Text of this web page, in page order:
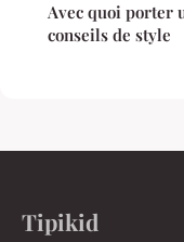
Avec quoi porter
conseils de style
Tipikid